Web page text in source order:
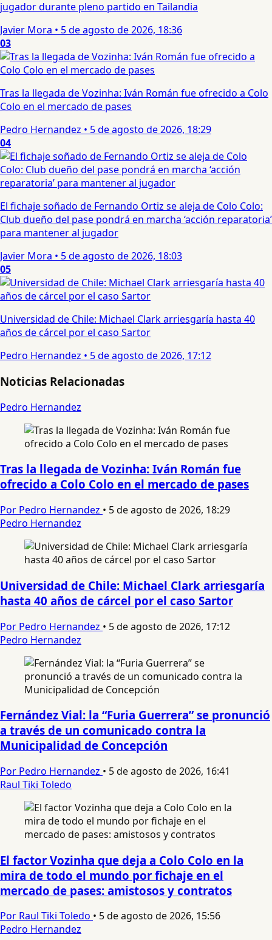
jugador durante pleno partido en Tailandia
Javier Mora • 5 de agosto de 2026, 18:36
03
Tras la llegada de Vozinha: Iván Román fue ofrecido a Colo
Colo en el mercado de pases
Pedro Hernandez • 5 de agosto de 2026, 18:29
04
El fichaje soñado de Fernando Ortiz se aleja de Colo Colo:
Club dueño del pase pondrá en marcha ‘acción reparatoria’
para mantener al jugador
Javier Mora • 5 de agosto de 2026, 18:03
05
Universidad de Chile: Michael Clark arriesgaría hasta 40
años de cárcel por el caso Sartor
Pedro Hernandez • 5 de agosto de 2026, 17:12
Noticias Relacionadas
Pedro Hernandez
Tras la llegada de Vozinha: Iván Román fue
ofrecido a Colo Colo en el mercado de pases
Por Pedro Hernandez • 5 de agosto de 2026, 18:29
Pedro Hernandez
Universidad de Chile: Michael Clark arriesgaría
hasta 40 años de cárcel por el caso Sartor
Por Pedro Hernandez • 5 de agosto de 2026, 17:12
Pedro Hernandez
Fernández Vial: la “Furia Guerrera” se pronunció
a través de un comunicado contra la
Municipalidad de Concepción
Por Pedro Hernandez • 5 de agosto de 2026, 16:41
Raul Tiki Toledo
El factor Vozinha que deja a Colo Colo en la
mira de todo el mundo por fichaje en el
mercado de pases: amistosos y contratos
Por Raul Tiki Toledo • 5 de agosto de 2026, 15:56
Pedro Hernandez